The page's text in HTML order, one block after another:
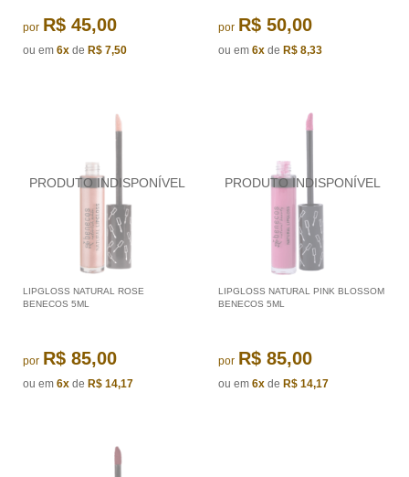
por R$ 45,00
ou em 6x de R$ 7,50
por R$ 50,00
ou em 6x de R$ 8,33
LIPGLOSS NATURAL ROSE
BENECOS 5ML
por R$ 85,00
ou em 6x de R$ 14,17
LIPGLOSS NATURAL PINK BLOSSOM
BENECOS 5ML
por R$ 85,00
ou em 6x de R$ 14,17